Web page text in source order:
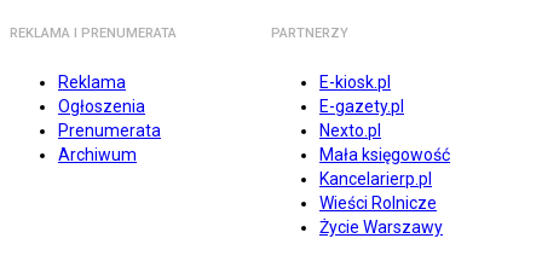
REKLAMA I PRENUMERATA
Reklama
Ogłoszenia
Prenumerata
Archiwum
PARTNERZY
E-kiosk.pl
E-gazety.pl
Nexto.pl
Mała księgowość
Kancelarierp.pl
Wieści Rolnicze
Życie Warszawy